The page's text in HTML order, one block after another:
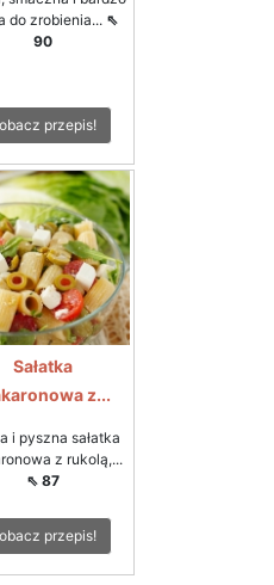
do zrobienia... ⇖
90
przepis!
Sałatka
z...
i pyszna sałatka
z rukolą,...
⇖ 87
przepis!